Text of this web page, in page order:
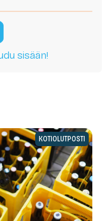
sisään!
KOTIOLUTPOSTI